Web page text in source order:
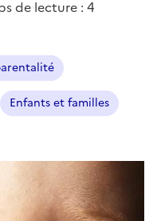
de lecture : 4
Enfants et familles